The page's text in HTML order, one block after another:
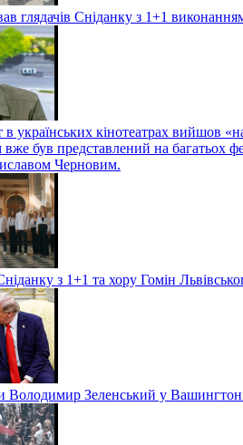
глядачів Сніданку з 1+1
українських кінотеатрах вийшов
був представлений на багатьох
Черновим.
з 1+1 та хору Гомін
Володимир Зеленський у